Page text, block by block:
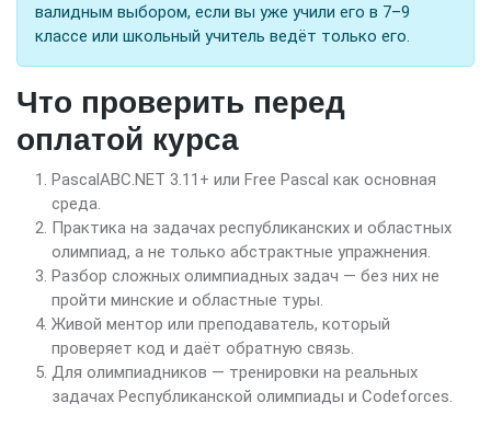
валидным выбором, если вы уже учили его в 7–9
классе или школьный учитель ведёт только его.
Что проверить перед
оплатой курса
PascalABC.NET 3.11+ или Free Pascal как основная
среда.
Практика на задачах республиканских и областных
олимпиад, а не только абстрактные упражнения.
Разбор сложных олимпиадных задач — без них не
пройти минские и областные туры.
Живой ментор или преподаватель, который
проверяет код и даёт обратную связь.
Для олимпиадников — тренировки на реальных
задачах Республиканской олимпиады и Codeforces.